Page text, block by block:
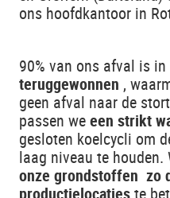
ons hoofdkantoor in
90% van ons afval is
teruggewonnen ,
geen afval naar de
passen weeen strikt
gesloten koelcycli om
laag niveau te
onze grondstoffen zo
productielocatieste